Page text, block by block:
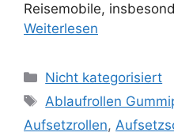
Reisemobile,
Weiterlesen
Kategorien
Nicht kategorisiert
Schlagwörter
Ablaufrollen
Aufsetzrollen,